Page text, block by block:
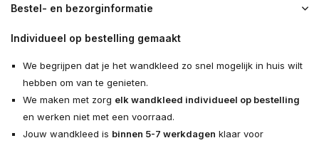
Bestel- en bezorginformatie
Individueel op bestelling gemaakt
We begrijpen dat je het wandkleed zo snel mogelijk in huis wilt
hebben om van te genieten.
We maken met zorg elk wandkleed individueel op bestelling
en werken niet met een voorraad.
Jouw wandkleed is binnen 5-7 werkdagen klaar voor